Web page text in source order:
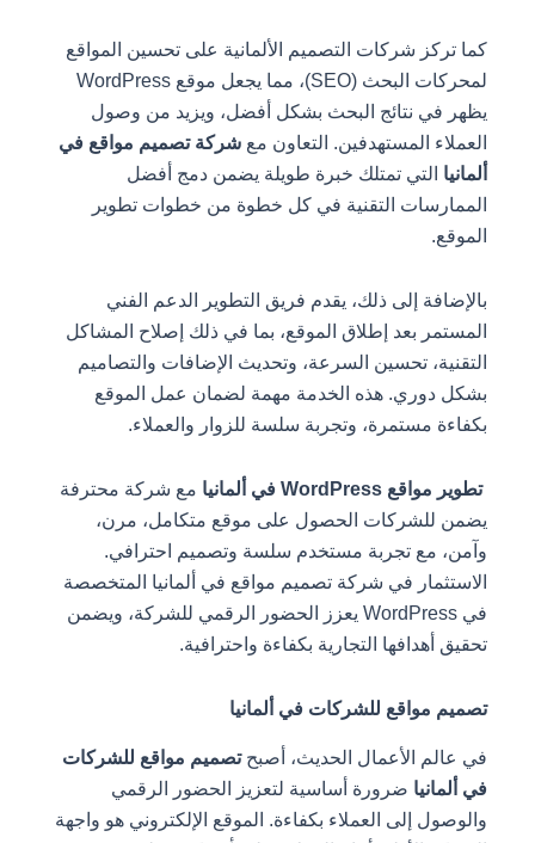
كما تركز شركات التصميم الألمانية على تحسين المواقع
لمحركات البحث (SEO)، مما يجعل موقع WordPress
يظهر في نتائج البحث بشكل أفضل، ويزيد من وصول
العملاء المستهدفين. التعاون معشركة تصميم مواقع في
ألمانياالتي تمتلك خبرة طويلة يضمن دمج أفضل
الممارسات التقنية في كل خطوة من خطوات تطوير
الموقع.
بالإضافة إلى ذلك، يقدم فريق التطوير الدعم الفني
المستمر بعد إطلاق الموقع، بما في ذلك إصلاح المشاكل
التقنية، تحسين السرعة، وتحديث الإضافات والتصاميم
بشكل دوري. هذه الخدمة مهمة لضمان عمل الموقع
بكفاءة مستمرة، وتجربة سلسة للزوار والعملاء.
تطوير مواقع WordPress في ألمانيا
مع شركة محترفة
يضمن للشركات الحصول على موقع متكامل، مرن،
وآمن، مع تجربة مستخدم سلسة وتصميم احترافي.
الاستثمار في شركة تصميم مواقع في ألمانيا المتخصصة
في WordPress يعزز الحضور الرقمي للشركة، ويضمن
تحقيق أهدافها التجارية بكفاءة واحترافية.
تصميم مواقع للشركات في ألمانيا
في عالم الأعمال الحديث، أصبحتصميم مواقع للشركات
في ألمانياضرورة أساسية لتعزيز الحضور الرقمي
والوصول إلى العملاء بكفاءة. الموقع الإلكتروني هو واجهة